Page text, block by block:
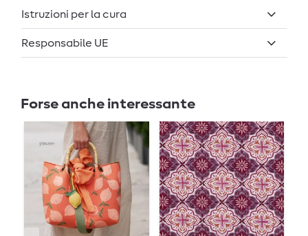
Istruzioni per la cura
Responsabile UE
Forse anche interessante